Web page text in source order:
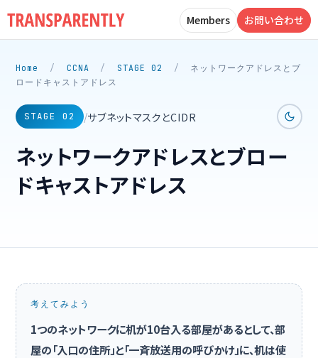
Members お問い合わせ
Home / CCNA / STAGE 02 /
ネットワークアドレスとブ
ロードキャストアドレス
STAGE 02 /サブネットマスクとCIDR
ネットワークアドレスとブロー
ドキャストアドレス
考えてみよう
1つのネットワークに机が10台入る部屋があるとして、部
屋の「入口の住所」と「一斉放送用の呼びかけ」に、机は使